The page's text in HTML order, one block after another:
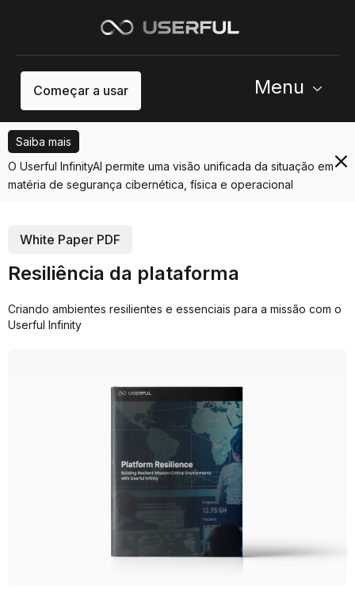
Começar a usar Menu
Saiba mais
O Userful InfinityAI permite uma visão unificada da situação em
matéria de segurança cibernética, física e operacional
White Paper PDF
Resiliência da plataforma
Criando ambientes resilientes e essenciais para a missão com o
Userful Infinity